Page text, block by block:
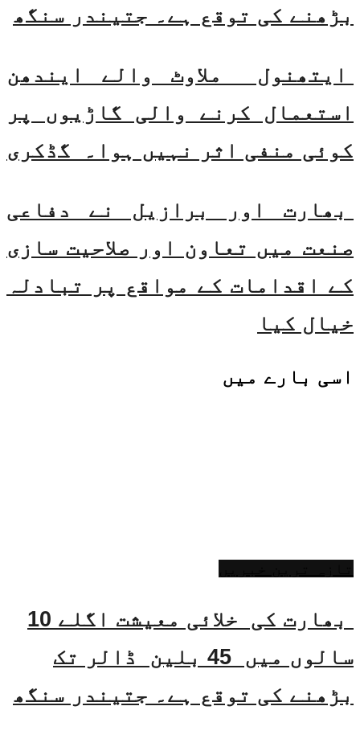
بڑھنے کی توقع ہے۔ جتیندر سنگھ
ایتھنول ملاوٹ والے ایندھن
استعمال کرنے والی گاڑیوں پر
کوئی منفی اثر نہیں ہوا۔ گڈکری
بھارت اور برازیل نے دفاعی
صنعت میں تعاون اور صلاحیت سازی
کے اقدامات کے مواقع پر تبادلہ
خیال کیا
اسی بارے میں
بھارت کی خلائی معیشت اگلے 10
سالوں میں 45 بلین ڈالر تک
بڑھنے کی توقع ہے۔ جتیندر سنگھ